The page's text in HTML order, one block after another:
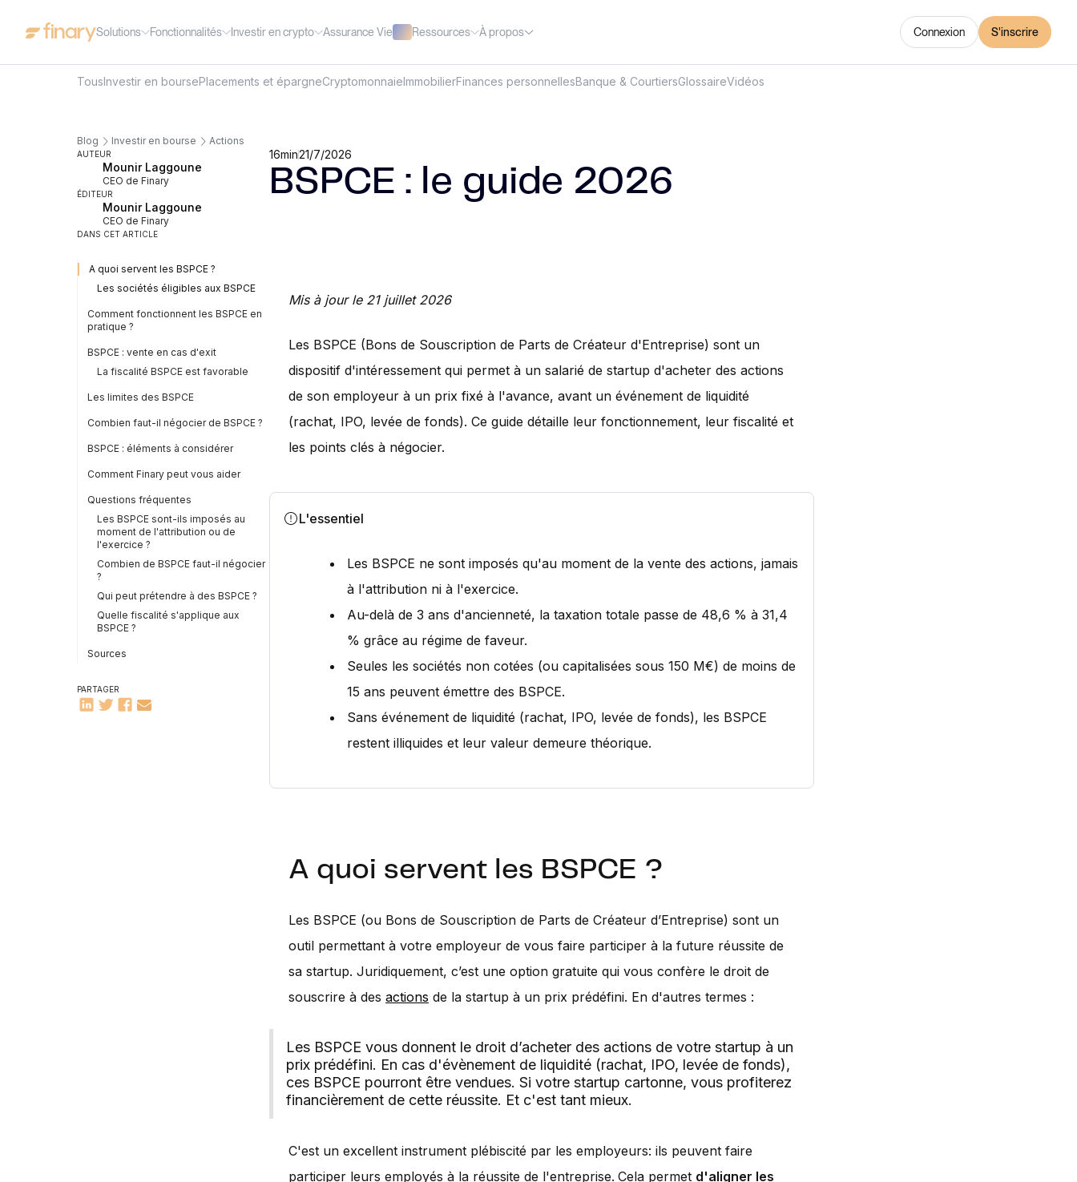
Solutions Fonctionnalités Investir en crypto Assurance Vie Ressources À propos Connexion S'inscrire
TousInvestir en boursePlacements et épargneCryptomonnaieImmobilierFinances personnellesBanque & CourtiersGlossaireVidéos
Blog Investir en bourse Actions
AUTEUR
Mounir Laggoune
CEO de Finary
ÉDITEUR
Mounir Laggoune
CEO de Finary
DANS CET ARTICLE
A quoi servent les BSPCE ?
Les sociétés éligibles aux BSPCE
Comment fonctionnent les BSPCE en
pratique ?
BSPCE : vente en cas d'exit
La fiscalité BSPCE est favorable
Les limites des BSPCE
Combien faut-il négocier de BSPCE ?
BSPCE : éléments à considérer
Comment Finary peut vous aider
Questions fréquentes
Les BSPCE sont-ils imposés au
moment de l'attribution ou de
l'exercice ?
Combien de BSPCE faut-il négocier
?
Qui peut prétendre à des BSPCE ?
Quelle fiscalité s'applique aux
BSPCE ?
Sources
PARTAGER
16min21/7/2026
BSPCE : le guide 2026
Mis à jour le 21 juillet 2026
Les BSPCE (Bons de Souscription de Parts de Créateur d'Entreprise) sont un
dispositif d'intéressement qui permet à un salarié de startup d'acheter des actions
de son employeur à un prix fixé à l'avance, avant un événement de liquidité
(rachat, IPO, levée de fonds). Ce guide détaille leur fonctionnement, leur fiscalité et
les points clés à négocier.
L'essentiel
Les BSPCE ne sont imposés qu'au moment de la vente des actions, jamais
à l'attribution ni à l'exercice.
Au-delà de 3 ans d'ancienneté, la taxation totale passe de 48,6 % à 31,4
% grâce au régime de faveur.
Seules les sociétés non cotées (ou capitalisées sous 150 M€) de moins de
15 ans peuvent émettre des BSPCE.
Sans événement de liquidité (rachat, IPO, levée de fonds), les BSPCE
restent illiquides et leur valeur demeure théorique.
A quoi servent les BSPCE ?
Les BSPCE (ou Bons de Souscription de Parts de Créateur d’Entreprise) sont un
outil permettant à votre employeur de vous faire participer à la future réussite de
sa startup. Juridiquement, c’est une option gratuite qui vous confère le droit de
souscrire à des actions de la startup à un prix prédéfini. En d'autres termes :
Les BSPCE vous donnent le droit d’acheter des actions de votre startup à un
prix prédéfini. En cas d'évènement de liquidité (rachat, IPO, levée de fonds),
ces BSPCE pourront être vendues. Si votre startup cartonne, vous profiterez
financièrement de cette réussite. Et c'est tant mieux.
C'est un excellent instrument plébiscité par les employeurs: ils peuvent faire
participer leurs employés à la réussite de l'entreprise. Cela permet d'aligner les